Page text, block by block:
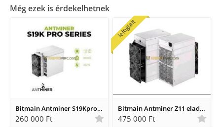
Még ezek is érdekelhetnek
Bitmain Antminer S19Kpro 115 TH eladó
260 000 Ft
lefoglalt
Bitmain Antminer Z11 eladó (135KSol)
475 000 Ft